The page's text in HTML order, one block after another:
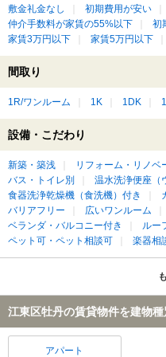
敷金礼金なし 初期費用が安い
仲介手数料が家賃の55%以下
初
家賃3万円以下
家賃5万円以下
間取り
1R/ワンルーム 1K 1DK
設備・こだわり
新築・築浅 リフォーム・リノベ
バス・トイレ別
温水洗浄便座（
食器洗浄乾燥機（食洗機）付き
バリアフリー
広いワンルーム
ベランダ・バルコニー付き
ルー
ペット可・ペット相談可
楽器相
江東区牡丹の賃貸物件を建物
アパート